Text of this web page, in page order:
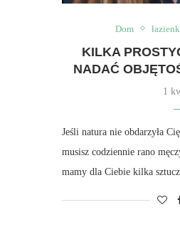
Dom
KILKA
NADAĆ
1
Jeśli natura nie obdarzyła
musisz codziennie rano
mamy dla Ciebie kilka